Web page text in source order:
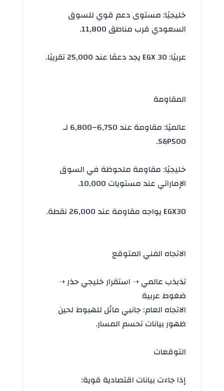
خليجيًا: مستوى دعم قوي للسوق
السعودي قرب مناطق 11,800.
عربيًا: EGX 30 يجد دعمًا عند 25,000 تقريبًا.
المقاومة
عالميًا: مقاومة عند 6,750–6,800 لـ
S&P500.
خليجيًا: مقاومة ملحوظة في السوق
الإماراتي عند مستويات 10,000.
EGX30 يواجه مقاومة عند 26,000 نقطة.
الاتجاه الفني المتوقع
تذبذب عالمي ➝ استقرار خليجي حذر ➝
ضغوط عربية
الاتجاه العام: جانبي مائل للهبوط لحين
ظهور بيانات تحسم المسار.
التوقعات
إذا جاءت بيانات اقتصادية قوية: